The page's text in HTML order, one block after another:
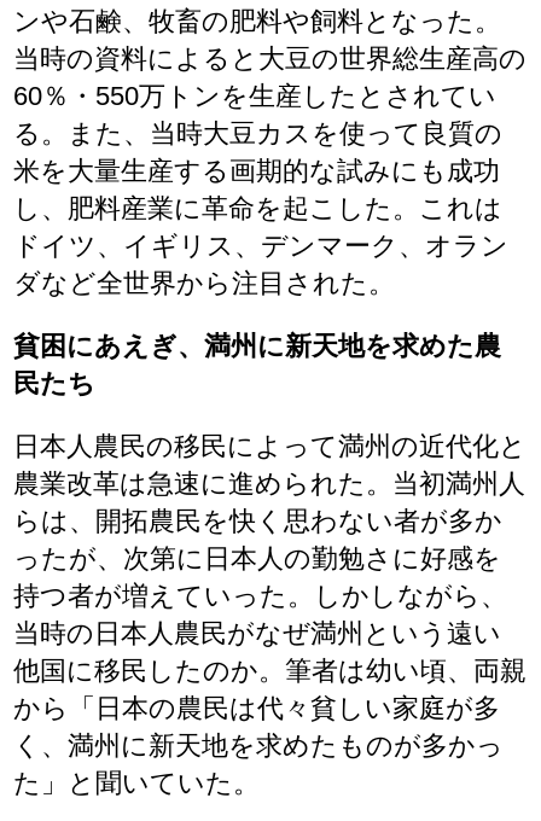
ンや石鹸、牧畜の肥料や飼料となった。
当時の資料によると大豆の世界総生産高の
60％・550万トンを生産したとされてい
る。また、当時大豆カスを使って良質の
米を大量生産する画期的な試みにも成功
し、肥料産業に革命を起こした。これは
ドイツ、イギリス、デンマーク、オラン
ダなど全世界から注目された。
貧困にあえぎ、満州に新天地を求めた農
民たち
日本人農民の移民によって満州の近代化と
農業改革は急速に進められた。当初満州人
らは、開拓農民を快く思わない者が多か
ったが、次第に日本人の勤勉さに好感を
持つ者が増えていった。しかしながら、
当時の日本人農民がなぜ満州という遠い
他国に移民したのか。筆者は幼い頃、両親
から「日本の農民は代々貧しい家庭が多
く、満州に新天地を求めたものが多かっ
た」と聞いていた。